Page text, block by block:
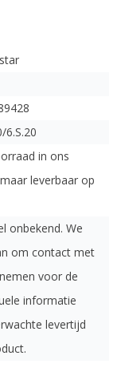
6.S.20
in ons
leverbaar op
onbekend. We
om contact met
voor de
informatie
levertijd